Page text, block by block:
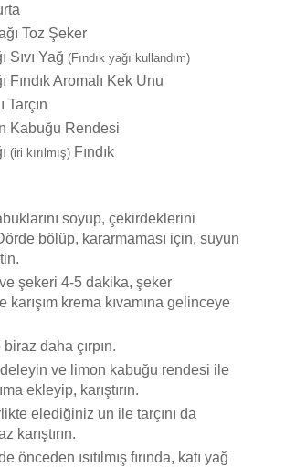
Toz Şeker
Sıvı Yağ (Fındık yağı kullandım)
Fındık Aromalı Kek Unu
Tarçın
Kabuğu Rendesi
(iri kırılmış)Fındık
soyup, çekirdeklerini
bölüp, kararmaması için, suyun
şekeri 4-5 dakika, şeker
karışım krema kıvamına gelinceye
daha çırpın.
ve limon kabuğu rendesi ile
ekleyip, karıştırın.
elediğiniz un ile tarçını da
karıştırın.
önceden ısıtılmış fırında, katı yağ